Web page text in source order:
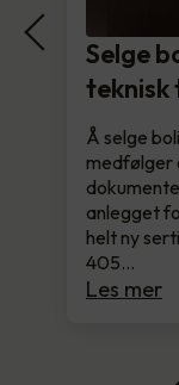
Selge
Å selge
medfølger
anlegget
helt ny
405…
Les mer